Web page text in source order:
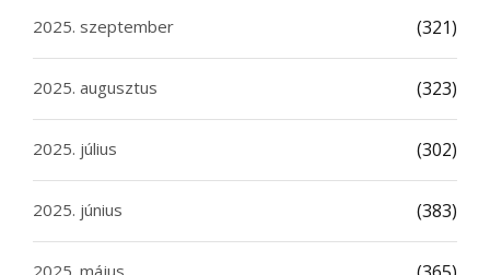
2025. szeptember (321)
2025. augusztus (323)
2025. július (302)
2025. június (383)